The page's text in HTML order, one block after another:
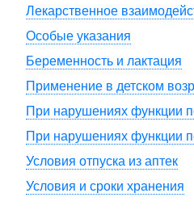
Лекарственное
Особые указания
Беременность и лактация
Применение в детском
При нарушениях функции
При нарушениях функции
Условия отпуска из аптек
Условия и сроки хранения